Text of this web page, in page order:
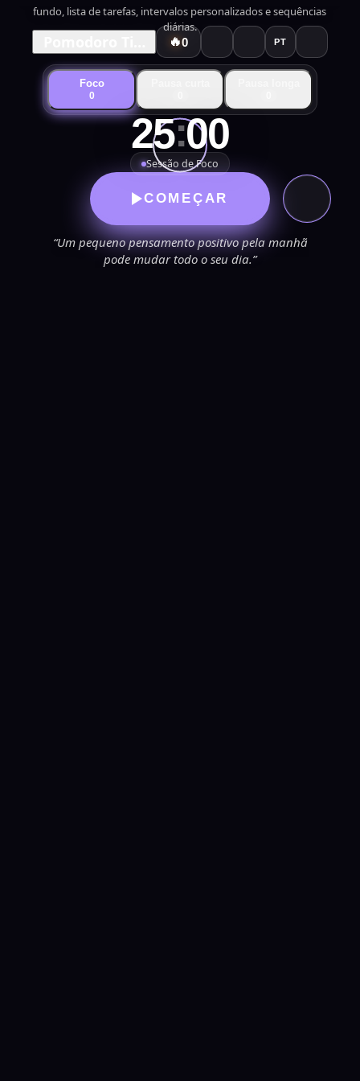
🔥0 PT
fundo, lista de tarefas, intervalos personalizados e sequências
diárias.
Foco
0
25:00
Sessão de Foco
COMEÇAR
“Um pequeno pensamento positivo pela manhã
pode mudar todo o seu dia.”